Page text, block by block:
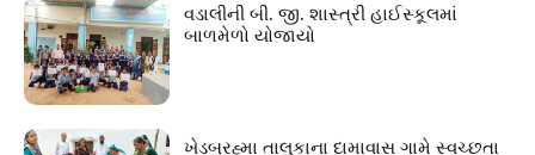
વડાલીની બી. જી. શાસ્ત્રી હાઈસ્કૂલમાં
બાળમેળો યોજાયો
ખેડબ્રહ્મા તાલુકાના દામાવાસ ગામે સ્વચ્છતા